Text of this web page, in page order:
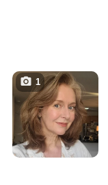
1